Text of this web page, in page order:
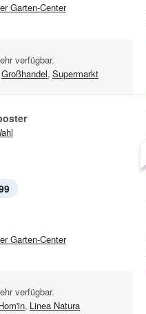
Garten-Center
verfügbar.
Großhandel, Supermarkt
Garten-Center
verfügbar.
, Linea Natura